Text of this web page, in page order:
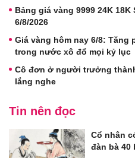
Bảng giá vàng 9999 24K 18K
6/8/2026
Giá vàng hôm nay 6/8: Tăng
trong nước xô đổ mọi kỷ lục
Cô đơn ở người trưởng
lắng nghe
Tin nên đọc
Cổ nhân
đàn bà 40